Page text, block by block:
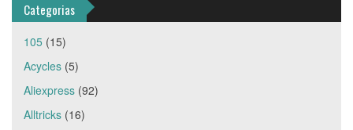
Categorias
105 (15)
Acycles (5)
Aliexpress (92)
Alltricks (16)